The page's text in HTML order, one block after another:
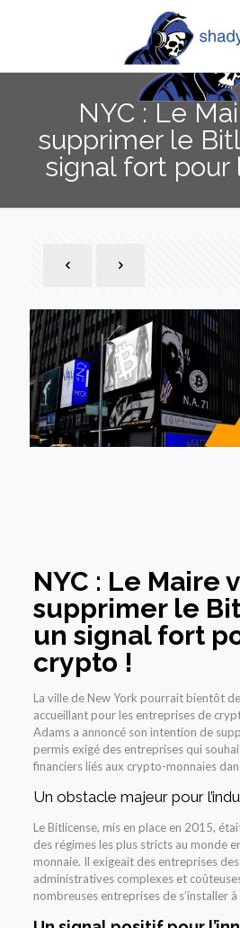
NYC : Le
supprimer le
signal fort pour
NYC : Le Maire
supprimer le
un signal fort
crypto !
La ville de New York pourrait bientôt
accueillant pour les entreprises de
Adams a annoncé son intention de
permis exigé des entreprises qui
financiers liés aux crypto-monnaies
Un obstacle majeur pour
Le Bitlicense, mis en place en 2015,
des régimes les plus stricts au monde
monnaie. Il exigeait des entreprises
administratives complexes et
nombreuses entreprises de s’installer à